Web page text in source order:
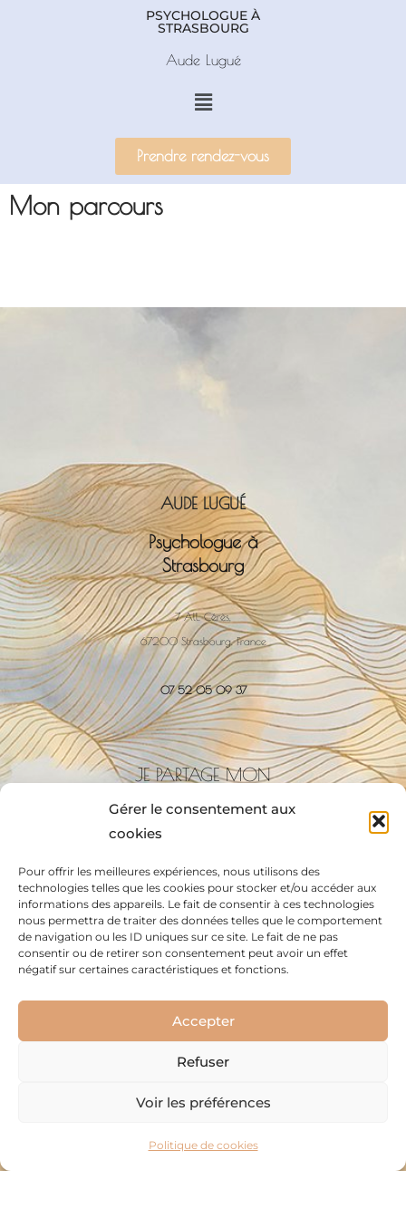
Gérer le consentement aux
cookies
Pour offrir les meilleures expériences, nous utilisons des
technologies telles que les cookies pour stocker et/ou accéder aux
informations des appareils. Le fait de consentir à ces technologies
nous permettra de traiter des données telles que le comportement
de navigation ou les ID uniques sur ce site. Le fait de ne pas
consentir ou de retirer son consentement peut avoir un effet
négatif sur certaines caractéristiques et fonctions.
Accepter
Refuser
Voir les préférences
Politique de cookies
PSYCHOLOGUE À
STRASBOURG
Aude Lugué
Prendre rendez-vous
Mon parcours
AUDE LUGUÉ
Psychologue à
Strasbourg
7 All. Cérès,
67200 Strasbourg, France
07 52 05 09 37
JE PARTAGE MON
Emily Guedj
06.23.34.25.41
contact@sophrovie.fr
www.sophrovie.fr
© 2021 Tous droits réservés àAude Lugué